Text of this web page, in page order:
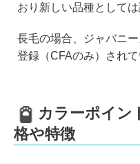
おり新しい品種として
長毛の場合、ジャバニ
登録（CFAのみ）されて
カラーポイン
格や特徴